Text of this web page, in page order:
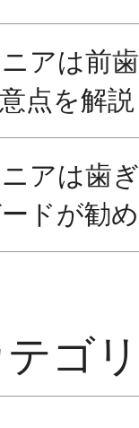
アは前
点を解説
アは歯
ドが勧
テゴ